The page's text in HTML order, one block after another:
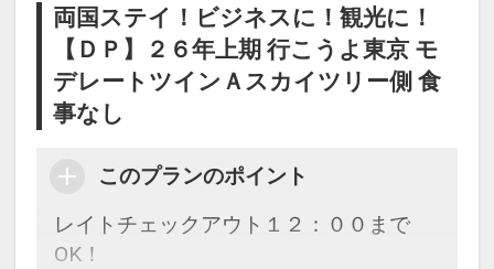
両国ステイ！ビジネスに！観光に！
【ＤＰ】２６年上期 行こうよ東京 モ
デレートツインＡスカイツリー側 食
事なし
このプランのポイント
レイトチェックアウト１２：００まで
OK！